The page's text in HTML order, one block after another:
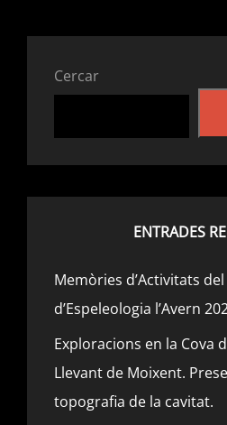
Cercar
ENTRADES
Memòries d’Activitats
d’Espeleologia l’Avern
Exploracions en la Cova
Llevant de Moixent.
topografia de la cavitat.